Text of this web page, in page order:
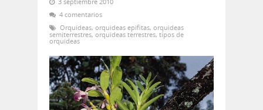
4 comentarios
Orquídeas, orquideas epifitas, orquideas
semiterrestres, orquideas terrestres, tipos de
orquideas